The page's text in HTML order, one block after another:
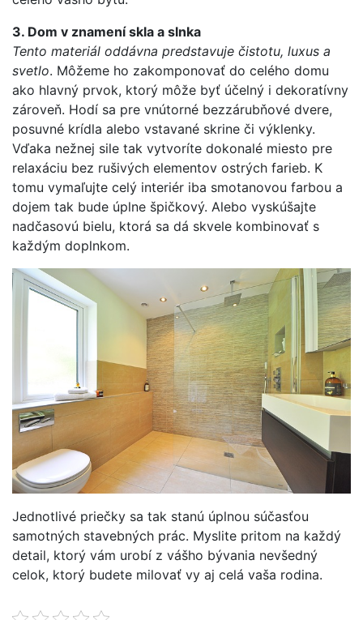
3. Dom v znamení skla a slnka
Tento materiál oddávna predstavuje čistotu, luxus a
svetlo. Môžeme ho zakomponovať do celého domu
ako hlavný prvok, ktorý môže byť účelný i dekoratívny
zároveň. Hodí sa pre vnútorné bezzárubňové dvere,
posuvné krídla alebo vstavané skrine či výklenky.
Vďaka nežnej sile tak vytvoríte dokonalé miesto pre
relaxáciu bez rušivých elementov ostrých farieb. K
tomu vymaľujte celý interiér iba smotanovou farbou a
dojem tak bude úplne špičkový. Alebo vyskúšajte
nadčasovú bielu, ktorá sa dá skvele kombinovať s
každým doplnkom.
Jednotlivé priečky sa tak stanú úplnou súčasťou
samotných stavebných prác. Myslite pritom na každý
detail, ktorý vám urobí z vášho bývania nevšedný
celok, ktorý budete milovať vy aj celá vaša rodina.